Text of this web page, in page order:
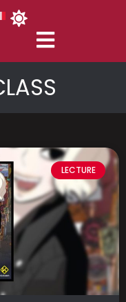
LECTURE